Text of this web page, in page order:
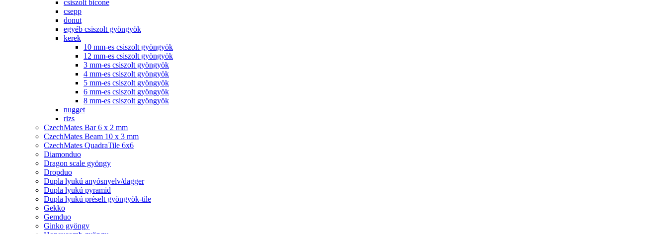
csiszolt bicone
csepp
donut
egyéb csiszolt gyöngyök
kerek
10 mm-es csiszolt gyöngyök
12 mm-es csiszolt gyöngyök
3 mm-es csiszolt gyöngyök
4 mm-es csiszolt gyöngyök
5 mm-es csiszolt gyöngyök
6 mm-es csiszolt gyöngyök
8 mm-es csiszolt gyöngyök
nugget
rizs
CzechMates Bar 6 x 2 mm
CzechMates Beam 10 x 3 mm
CzechMates QuadraTile 6x6
Diamonduo
Dragon scale gyöngy
Dropduo
Dupla lyukú anyósnyelv/dagger
Dupla lyukú pyramid
Dupla lyukú préselt gyöngyök-tile
Gekko
Gemduo
Ginko gyöngy